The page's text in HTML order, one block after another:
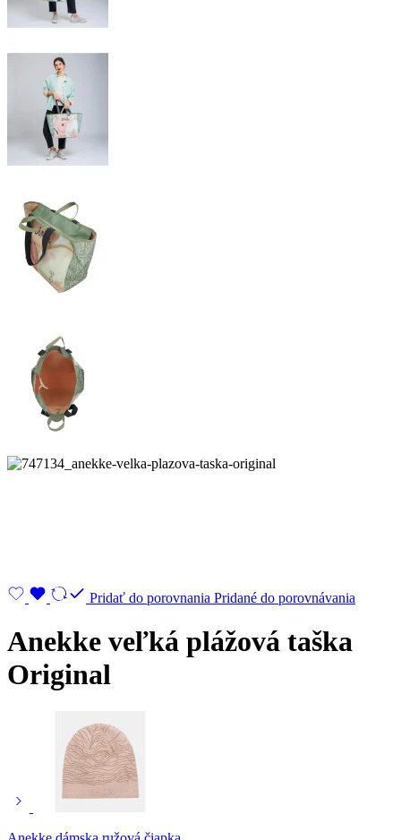
Pridať do porovnania Pridané do porovnávania
Anekke veľká plážová taška
Original